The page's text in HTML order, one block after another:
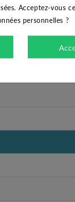
Acceptez-vous
personnelles ?